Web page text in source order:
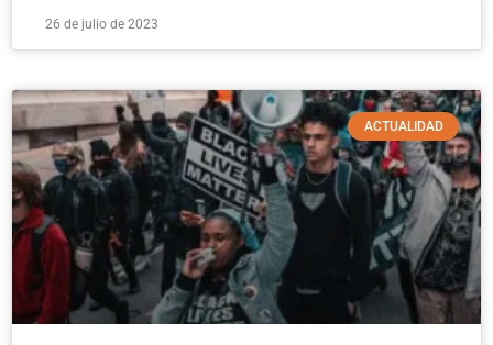
26 de julio de 2023
ACTUALIDAD